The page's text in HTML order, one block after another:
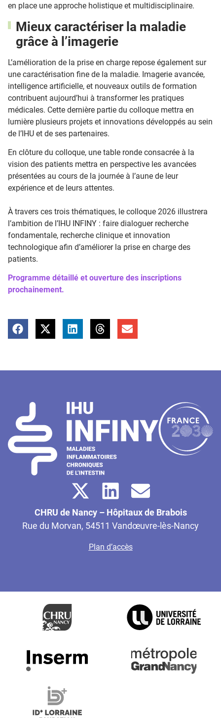
en place une approche holistique et multidisciplinaire.
Mieux caractériser la maladie
grâce à l’imagerie
L’amélioration de la prise en charge repose également sur
une caractérisation fine de la maladie. Imagerie avancée,
intelligence artificielle, et nouveaux outils de formation
contribuent aujourd’hui à transformer les pratiques
médicales. Cette dernière partie du colloque mettra en
lumière plusieurs projets et innovations développés au sein
de l’IHU et de ses partenaires.
En clôture du colloque, une table ronde consacrée à la
vision des patients mettra en perspective les avancées
présentées au cours de la journée à l’aune de leur
expérience et de leurs attentes.
À travers ces trois thématiques, le colloque 2026 illustrera
l’ambition de l’IHU INFINY : faire dialoguer recherche
fondamentale, recherche clinique et innovation
technologique afin d’améliorer la prise en charge des
patients.
Programme détaillé et ouverture des inscriptions
prochainement.
CHRU de Nancy – Hôpitaux de Brabois
Rue du Morvan, 54511 Vandœuvre-lès-Nancy
Plan d’accès